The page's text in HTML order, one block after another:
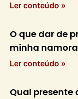
Ler conteúdo »
O que dar de
minha
Ler conteúdo »
Qual